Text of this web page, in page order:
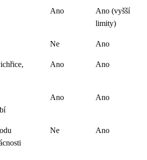
Ano
Ano (vyšší
limity)
Ne Ano
Ano Ano
Ano Ano
Ne Ano